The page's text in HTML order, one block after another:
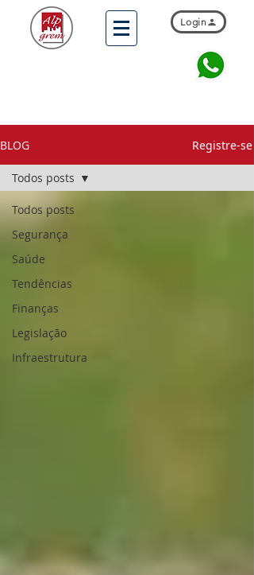
Login
BLOG Registre-se
Todos posts
Segurança
Saúde
Tendências
Finanças
Legislação
Infraestrutura
Todos posts